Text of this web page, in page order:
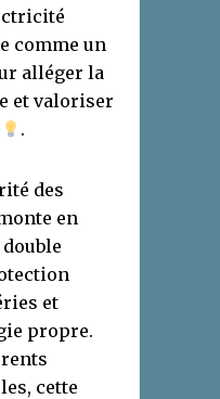
comme un
alléger la
et valoriser
.
des
en
et
propre.
cette